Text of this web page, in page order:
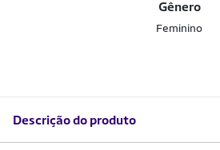
Gênero
Feminino
Descrição do produto